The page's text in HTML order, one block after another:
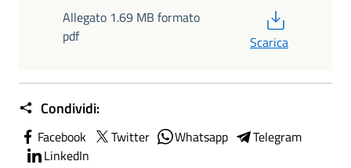
Allegato 1.69 MB formato
pdf
Scarica
Condividi:
Facebook Twitter Whatsapp
Telegram
LinkedIn